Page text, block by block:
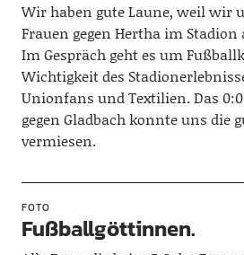
Wir haben gute Laune, weil wir
Frauen gegen Hertha im Stadion
Im Gespräch geht es um
Wichtigkeit des
Unionfans und Textilien. Das
gegen Gladbach konnte uns die
vermiesen.
FOTO
Fußballgöttinnen.